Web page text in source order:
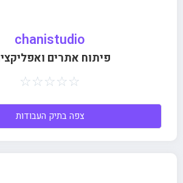
chanistudio
פיתוח אתרים
☆
☆
☆
☆
☆
צפה בתיק העבודות